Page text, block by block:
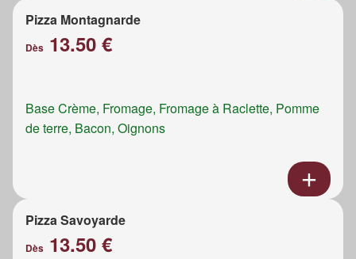
Pizza Montagnarde
Dès 13.50 €
Base Crème, Fromage, Fromage à Raclette, Pomme
de terre, Bacon, Oignons
Pizza Savoyarde
Dès 13.50 €